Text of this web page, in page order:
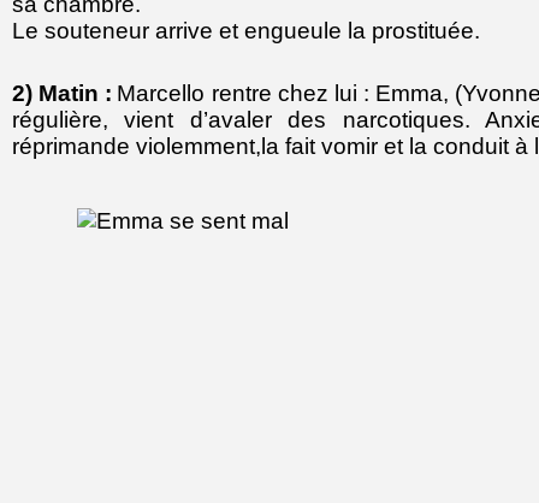
Le souteneur arrive et engueule la prostituée.
2) Matin : Marcello rentre chez lui : Emma,
régulière, vient d’avaler des narcotiques.
réprimande violemment,la fait vomir et la conduit à